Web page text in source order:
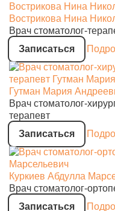
Вострикова Нина
Врач стоматолог-
Записаться
Гутман Мария
Врач стоматолог-
терапевт
Записаться
Куркиев Абдулла
Врач стоматолог-
Записаться